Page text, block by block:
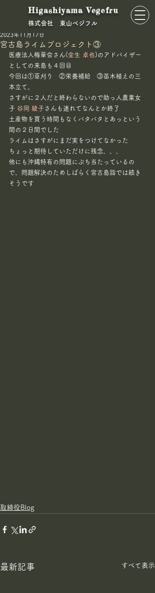
Higashiyama Vegefru
​株式会社 東山ベジフル
宮古島ライムプロジェクト③
東山ベジフル
2023年11月17日
医療法人梅華会さん(金生 卓也)のアドバイザー
としての来島も４回目
今回は①草刈り　②栄養補給　③苗木植えの三
本立て。
さすがに２人だと終わらないので助っ人農業女
子 谷岡 綾子 さんも連れてなんとか終了
土産物を買う時間もなくバタバタとあっという
間の２日間でした
ライムはさすがにまだ実をつけてなかった
ちょっと期待していただけに残念、、、
他にも沖縄特有の問題にぶち当たっているの
で、問題解決のためしばらく宮古島詣では続き
そうです
取締役Blog
最新記事 すべて表示